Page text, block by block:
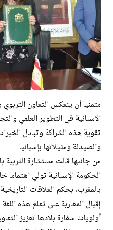
متمنيا أن ينعكس التعاون
الاسبانية في التطوير العلمي
تقوية هذه الشراكة وتبادل
والصيدلة ومثيلاتها بإسبانيا.
من جانبها قالت مستشارة التربية
الحكومة الإسبانية تولي اهتماما
بالمغرب، بحكم العلاقات
إقبال المغاربة على تعلم هذه
أولويات سفارة بلادها تعزيز